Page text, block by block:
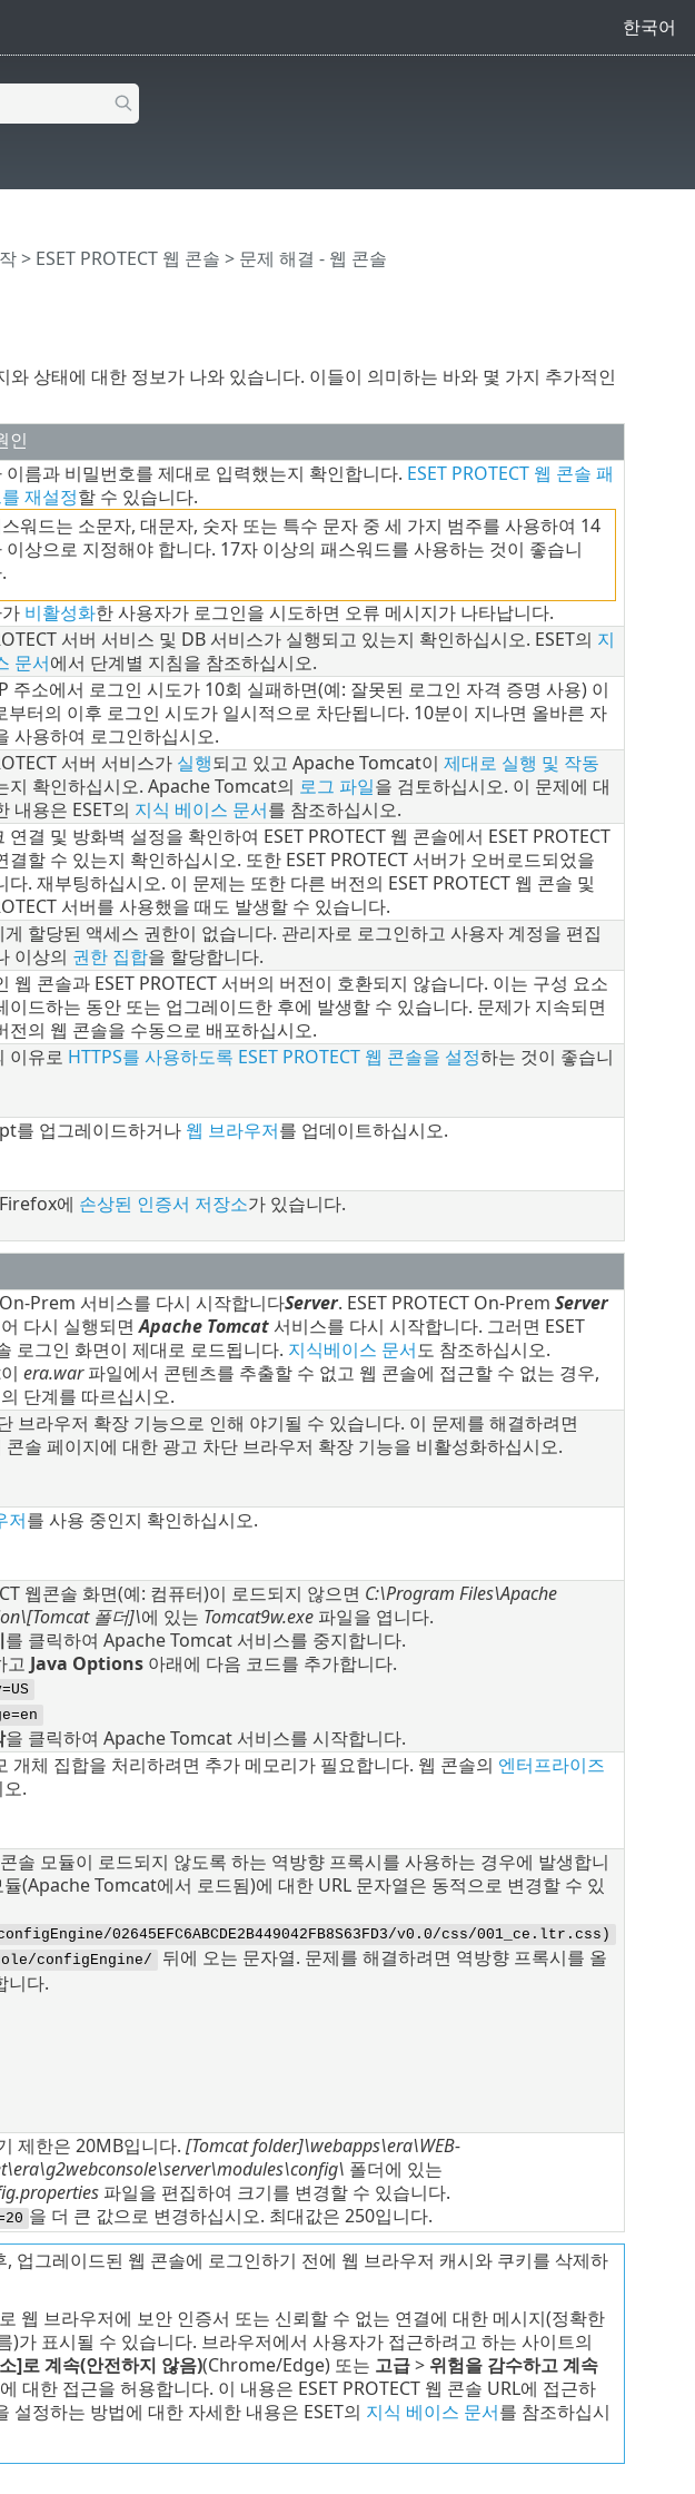
한국어
> ESET PROTECT 웹 콘솔 > 문제 해결 - 웹 콘솔
상태에 대한 정보가 나와 있습니다. 이들이 의미하는 바와 몇 가지 추가적인
인
이름과 비밀번호를 제대로 입력했는지 확인합니다. ESET PROTECT 웹 콘솔 패
재설정할 수 있습니다.
워드는 소문자, 대문자, 숫자 또는 특수 문자 중 세 가지 범주를 사용하여 14
이상으로 지정해야 합니다. 17자 이상의 패스워드를 사용하는 것이 좋습니
비활성화한 사용자가 로그인을 시도하면 오류 메시지가 나타납니다.
서버 서비스 및 DB 서비스가 실행되고 있는지 확인하십시오. ESET의 지
문서에서 단계별 지침을 참조하십시오.
주소에서 로그인 시도가 10회 실패하면(예: 잘못된 로그인 자격 증명 사용) 이
부터의 이후 로그인 시도가 일시적으로 차단됩니다. 10분이 지나면 올바른 자
사용하여 로그인하십시오.
서버 서비스가 실행되고 있고 Apache Tomcat이 제대로 실행 및 작동
지 확인하십시오. Apache Tomcat의 로그 파일을 검토하십시오. 이 문제에 대
내용은 ESET의 지식 베이스 문서를 참조하십시오.
연결 및 방화벽 설정을 확인하여 ESET PROTECT 웹 콘솔에서 ESET PROTECT
결할 수 있는지 확인하십시오. 또한 ESET PROTECT 서버가 오버로드되었을
다. 재부팅하십시오. 이 문제는 또한 다른 버전의 ESET PROTECT 웹 콘솔 및
서버를 사용했을 때도 발생할 수 있습니다.
할당된 액세스 권한이 없습니다. 관리자로 로그인하고 사용자 계정을 편집
이상의 권한 집합을 할당합니다.
웹 콘솔과 ESET PROTECT 서버의 버전이 호환되지 않습니다. 이는 구성 요소
이드하는 동안 또는 업그레이드한 후에 발생할 수 있습니다. 문제가 지속되면
전의 웹 콘솔을 수동으로 배포하십시오.
이유로 HTTPS를 사용하도록 ESET PROTECT 웹 콘솔을 설정하는 것이 좋습니
를 업그레이드하거나 웹 브라우저를 업데이트하십시오.
에 손상된 인증서 저장소가 있습니다.
On-Prem 서비스를 다시 시작합니다Server. ESET PROTECT On-Prem Server
다시 실행되면Apache Tomcat서비스를 다시 시작합니다. 그러면 ESET
로그인 화면이 제대로 로드됩니다. 지식베이스 문서도 참조하십시오.
era.war파일에서 콘텐츠를 추출할 수 없고 웹 콘솔에 접근할 수 없는 경우,
의 단계를 따르십시오.
브라우저 확장 기능으로 인해 야기될 수 있습니다. 이 문제를 해결하려면
콘솔 페이지에 대한 광고 차단 브라우저 확장 기능을 비활성화하십시오.
저를 사용 중인지 확인하십시오.
웹콘솔 화면(예: 컴퓨터)이 로드되지 않으면 C:\Program Files\Apache
폴더]\에 있는 Tomcat9w.exe파일을 엽니다.
를 클릭하여 Apache Tomcat 서비스를 중지합니다.
고 Java Options아래에 다음 코드를 추가합니다.
을 클릭하여 Apache Tomcat 서비스를 시작합니다.
개체 집합을 처리하려면 추가 메모리가 필요합니다. 웹 콘솔의 엔터프라이즈
.
솔 모듈이 로드되지 않도록 하는 역방향 프록시를 사용하는 경우에 발생합니
(Apache Tomcat에서 로드됨)에 대한 URL 문자열은 동적으로 변경할 수 있
02645EFC6ABCDE2B449042FB8S63FD3/v0.0/css/001_ce.ltr.css)
configEngine/
뒤에 오는 문자열. 문제를 해결하려면 역방향 프록시를 올
니다.
제한은 20MB입니다. [Tomcat folder]\webapps\era\WEB-
폴더에 있는
파일을 편집하여 크기를 변경할 수 있습니다.
을 더 큰 값으로 변경하십시오. 최대값은 250입니다.
, 업그레이드된 웹 콘솔에 로그인하기 전에 웹 브라우저 캐시와 쿠키를 삭제하
웹 브라우저에 보안 인증서 또는 신뢰할 수 없는 연결에 대한 메시지(정확한
가 표시될 수 있습니다. 브라우저에서 사용자가 접근하려고 하는 사이트의
]로 계속(안전하지 않음)(Chrome/Edge) 또는 고급> 위험을 감수하고 계속
대한 접근을 허용합니다. 이 내용은 ESET PROTECT 웹 콘솔 URL에 접근하
설정하는 방법에 대한 자세한 내용은 ESET의 지식 베이스 문서를 참조하십시